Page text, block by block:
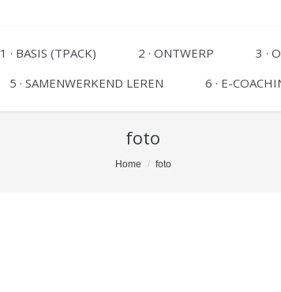
1 · BASIS (TPACK) 2 · ONTWERP 3 ·
5 · SAMENWERKEND LEREN
6 · E-
foto
Home foto